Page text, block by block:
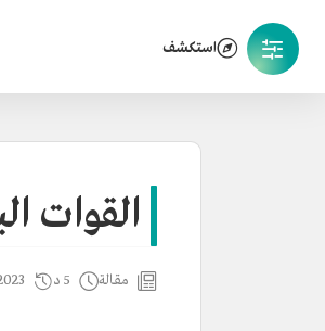
استكشف
القوات
مقالة 5 د